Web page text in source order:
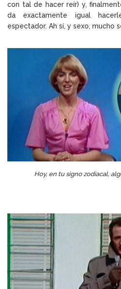
con tal de hacer reír) y,
da exactamente igual
espectador. Ah sí, y sexo, mucho
Hoy, en tu signo zodiacal,